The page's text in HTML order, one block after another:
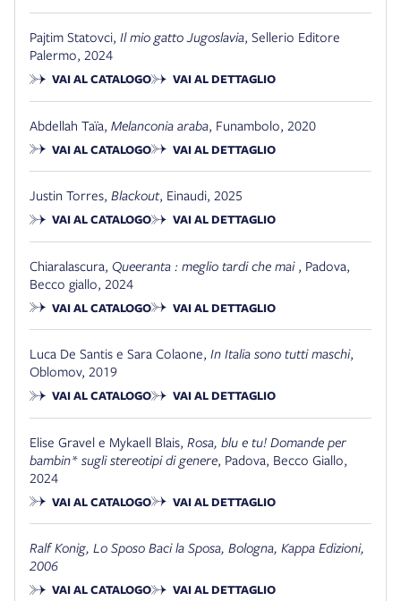
Pajtim Statovci, Il mio gatto Jugoslavia, Sellerio Editore
Palermo, 2024
VAI AL CATALOGO VAI AL DETTAGLIO
Abdellah Taïa, Melanconia araba, Funambolo, 2020
VAI AL CATALOGO VAI AL DETTAGLIO
Justin Torres, Blackout, Einaudi, 2025
VAI AL CATALOGO VAI AL DETTAGLIO
Chiaralascura, Queeranta : meglio tardi che mai , Padova,
Becco giallo, 2024
VAI AL CATALOGO VAI AL DETTAGLIO
Luca De Santis e Sara Colaone, In Italia sono tutti maschi,
Oblomov, 2019
VAI AL CATALOGO VAI AL DETTAGLIO
Elise Gravel e Mykaell Blais, Rosa, blu e tu! Domande per
bambin* sugli stereotipi di genere, Padova, Becco Giallo,
2024
VAI AL CATALOGO VAI AL DETTAGLIO
Ralf Konig, Lo Sposo Baci la Sposa, Bologna, Kappa Edizioni,
2006
VAI AL CATALOGO VAI AL DETTAGLIO